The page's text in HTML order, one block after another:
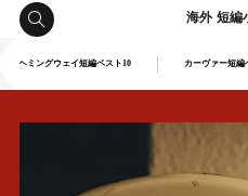
海外 短編
ヘミングウェイ短編ベスト10 カーヴァー短編